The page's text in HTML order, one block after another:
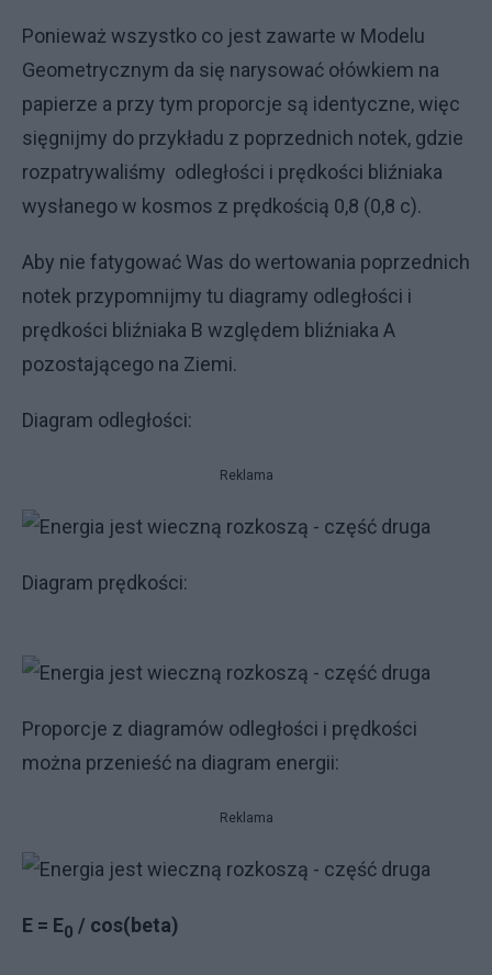
Ponieważ wszystko co jest zawarte w Modelu
Geometrycznym da się narysować ołówkiem na
papierze a przy tym proporcje są identyczne, więc
sięgnijmy do przykładu z poprzednich notek, gdzie
rozpatrywaliśmy odległości i prędkości bliźniaka
wysłanego w kosmos z prędkością 0,8 (0,8 c).
Aby nie fatygować Was do wertowania poprzednich
notek przypomnijmy tu diagramy odległości i
prędkości bliźniaka B względem bliźniaka A
pozostającego na Ziemi.
Diagram odległości:
Reklama
Diagram prędkości:
Proporcje z diagramów odległości i prędkości
można przenieść na diagram energii:
Reklama
E = E0 / cos(beta)